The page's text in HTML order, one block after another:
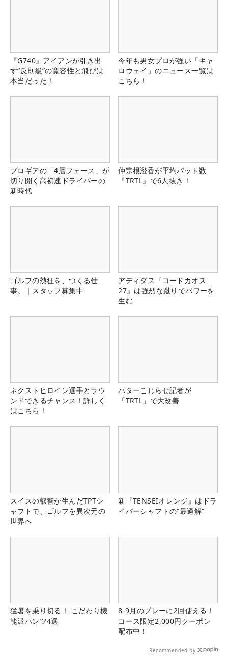
『G740』アイアンが引き出
す“反則級”の寛容性と飛びは
本当だった！
今年も男女プロが強い「キャ
ロウェイ」のニュース一覧は
こちら！
プロギアの「4層フェース」が
切り開く高初速ドライバーの
新時代
仲宗根澄香が平均パット数
『TRTL』で6人抜き！
ゴルフの熱狂を、つくる仕
事。｜スタッフ募集中
アディダス『コードカオス
27』は強烈な蹴りでパワーを
生む
ネクストヒロイン選手とラウ
ンドできるチャンス！詳しく
はこちら！
パターこじらせ記者が
「TRTL」で大改善
スイスの叡智が生んだTPTシ
ャフトで、ゴルフを異次元の
世界へ
新『TENSEIオレンジ』はドラ
イバーシャフトの“最適解”
猛暑を乗り切る！ こだわり機
能派パンツ4選
8-9月のプレーに2回使える！
コース限定2,000円クーポン
配布中！
Recommended by